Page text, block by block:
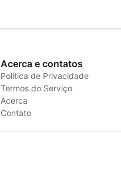
Acerca e contatos
Política de Privacidade
Termos do Serviço
Acerca
Contato